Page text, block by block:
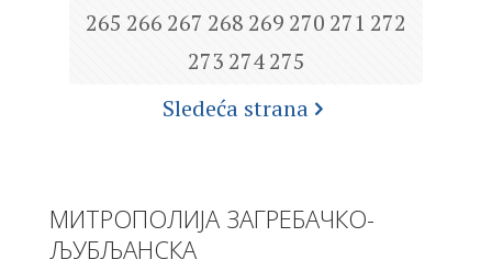
265 266 267 268 269 270 271 272
273 274 275
Sledeća strana
МИТРОПОЛИЈА ЗАГРЕБАЧКО-
ЉУБЉАНСКА